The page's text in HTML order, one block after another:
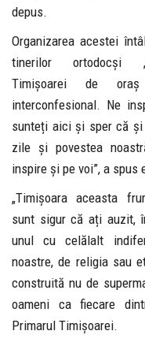
depus.
Organizarea acestei
tinerilor ortodocși
Timișoarei de
interconfesional. Ne
sunteți aici și sper că
zile și povestea
inspire și pe voi”, a spus
„Timișoara aceasta
sunt sigur că ați auzit,
unul cu celălalt
noastre, de religia sau
construită nu de
oameni ca fiecare
Primarul Timișoarei.